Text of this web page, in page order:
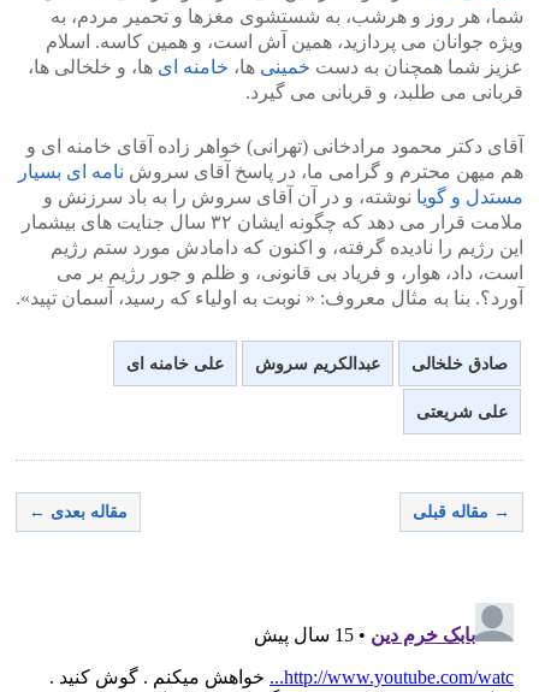
شما، هر روز و هرشب، به شستشوی مغزها و تحمیر مردم، به
ویژه جوانان می پردازید، همین آش است، و همین کاسه. اسلام
عزیز شما همچنان به دست خمینی ها، خامنه ای ها، و خلخالی ها،
قربانی می طلبد، و قربانی می گیرد.
آقای دکتر محمود مرادخانی (تهرانی) خواهر زاده آقای خامنه ای و
هم میهن محترم و گرامی ما، در پاسخ آقای سروش نامه ای بسیار
مستدل و گویا نوشته، و در آن آقای سروش را به باد سرزنش و
ملامت قرار می دهد که چگونه ایشان ۳۲ سال جنایت های بیشمار
این رژیم را نادیده گرفته، و اکنون که دامادش مورد ستم رژیم
است، داد، هوار، و فریاد بی قانونی، و ظلم و جور رژیم بر می
آورد؟. بنا به مثال معروف: « نوبت به اولیاء که رسید، آسمان تپید».
صادق خلخالی عبدالکریم سروش علی خامنه ای
علی شریعتی
→ مقاله قبلی مقاله بعدی ←